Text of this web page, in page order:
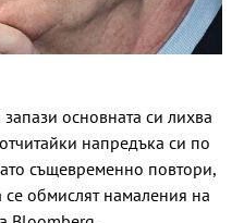
основната си лихва
напредъка си по
същевременно повтори,
се обмислят намаления на